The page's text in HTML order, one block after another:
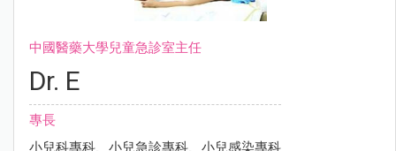
中國醫藥大學兒童急診室主任
Dr. E
專長
小兒科專科、小兒急診專科、小兒感染專科